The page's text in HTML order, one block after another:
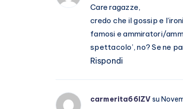
Care ragazze,
credo che il gossip e
famosi e ammiratori/
spettacolo’, no? Se ne
Rispondi
carmerita66IZV su